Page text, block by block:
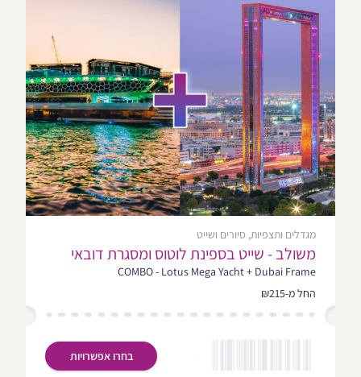
מגדלים ותצפיות, סיורים ושייט
משולב - שייט בספינת לוטוס ומסגרת דובאי
COMBO - Lotus Mega Yacht + Dubai Frame
החל מ-₪215
בחרו אפשרויות